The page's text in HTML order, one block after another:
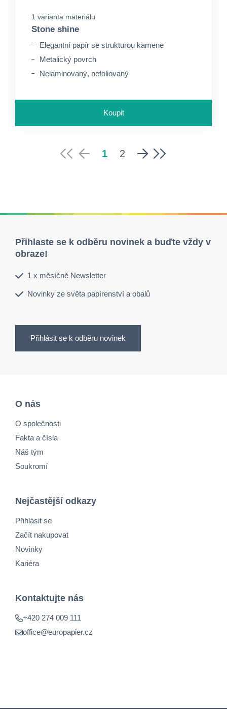
1 varianta materiálu
Stone shine
Elegantní papír se strukturou kamene
Metalický povrch
Nelaminovaný, nefoliovaný
Koupit
1 2
Přihlaste se k odběru novinek a buďte vždy v
obraze!
1 x měsíčně Newsletter
Novinky ze světa papírenství a obalů
Přihlásit se k odběru novinek
O nás
O společnosti
Fakta a čísla
Náš tým
Soukromí
Nejčastější odkazy
Přihlásit se
Začít nakupovat
Novinky
Kariéra
Kontaktujte nás
+420 274 009 111
office@europapier.cz